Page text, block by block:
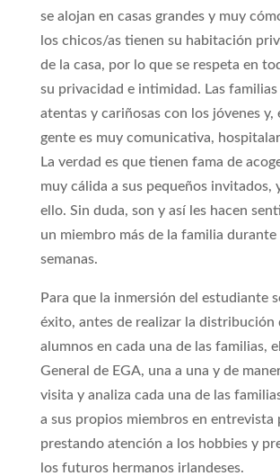
se alojan en casas grandes y muy
los chicos/as tienen su habitación
de la casa, por lo que se respeta en
su privacidad e intimidad. Las
atentas y cariñosas con los jóvenes y,
gente es muy comunicativa,
La verdad es que tienen fama de
muy cálida a sus pequeños invitados,
ello. Sin duda, son y así les hacen
un miembro más de la familia durante
semanas.
Para que la inmersión del estudiante
éxito, antes de realizar la distribución
alumnos en cada una de las familias,
General de EGA, una a una y de
visita y analiza cada una de las
a sus propios miembros en entrevista
prestando atención a los hobbies y
los futuros hermanos irlandeses.